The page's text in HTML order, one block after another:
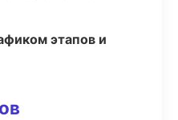
этапов и